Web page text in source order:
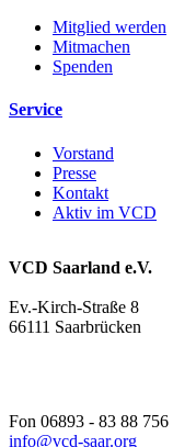
Mitglied werden
Mitmachen
Spenden
Service
Vorstand
Presse
Kontakt
Aktiv im VCD
VCD Saarland e.V.
Ev.-Kirch-Straße 8
66111 Saarbrücken
Fon 06893 - 83 88 756
info@vcd-saar.org